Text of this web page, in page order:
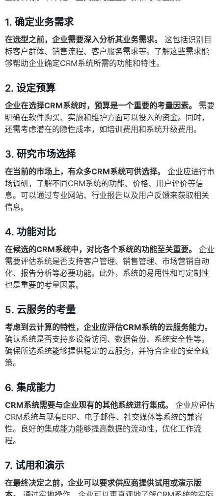
1. 确定业务需求
在选型之前，企业需要深入分析其业务需求。
这包括识别目
标客户群体、销售流程、客户服务需求等。了解这些需求能
够帮助企业确定CRM系统所需的功能和特性。
2. 设定预算
企业在选择CRM系统时，预算是一个重要的考量因素。
需要
明确在软件购买、实施和维护方面可以投入的资金。同时，
还需考虑潜在的隐性成本，如培训费用和系统升级费用。
3. 研究市场选择
在当前的市场上，有众多CRM系统可供选择。
企业应进行市
场调研，了解不同CRM系统的功能、价格、用户评价等信
息。可以通过专业网站、行业报告以及用户反馈来获取相关
信息。
4. 功能对比
在候选的CRM系统中，对比各个系统的功能至关重要。
企业
需要评估系统是否支持客户管理、销售管理、市场营销自动
化、报告分析等必要功能。此外，系统的易用性和可定制性
也是重要的考量因素。
5. 云服务的考量
考虑到云计算的特性，企业应评估CRM系统的云服务能力。
确认系统是否支持多设备访问、数据备份、系统安全性等。
确保所选系统能够提供稳定的云服务，并符合企业的安全政
策。
6. 集成能力
CRM系统需要与企业现有的其他系统进行集成。
企业应评估
CRM系统与现有ERP、电子邮件、社交媒体等系统的兼容
性。良好的集成能力能够提高数据的流动性，优化工作流
程。
7. 试用和演示
在最终决定之前，企业可以要求供应商提供试用或演示版